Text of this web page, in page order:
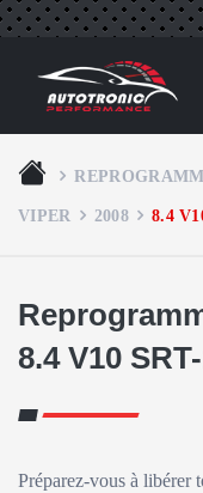
VIPER 2008 8.4
8.4 V10
Préparez-vous à libérer